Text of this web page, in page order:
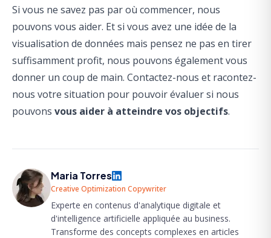
Si vous ne savez pas par où commencer, nous
pouvons vous aider. Et si vous avez une idée de la
visualisation de données mais pensez ne pas en tirer
suffisamment profit, nous pouvons également vous
donner un coup de main. Contactez-nous et racontez-
nous votre situation pour pouvoir évaluer si nous
pouvons vous aider à atteindre vos objectifs.
Maria Torres
Creative Optimization Copywriter
Experte en contenus d'analytique digitale et
d'intelligence artificielle appliquée au business.
Transforme des concepts complexes en articles